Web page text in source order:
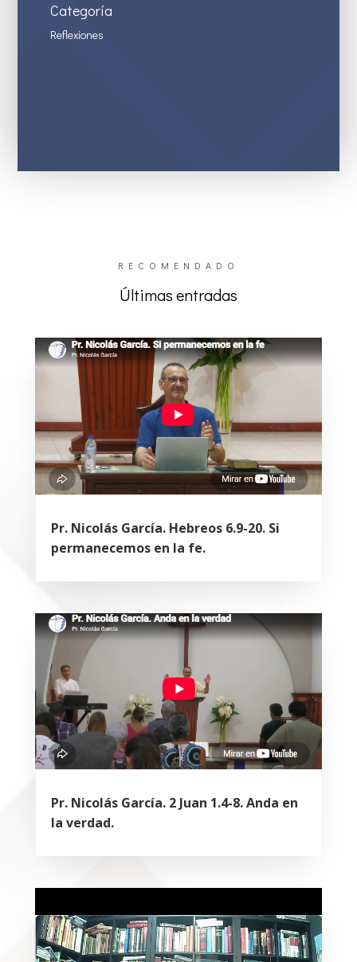
Categoría
Reflexiones
RECOMENDADO
Últimas entradas
Pr. Nicolás García. Hebreos 6.9-20. Si
permanecemos en la fe.
Pr. Nicolás García. 2 Juan 1.4-8. Anda en
la verdad.